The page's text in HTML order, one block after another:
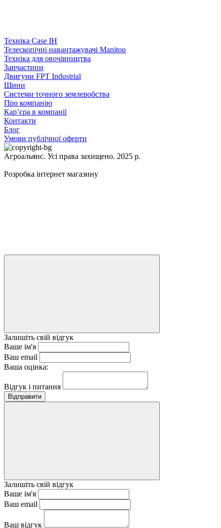
Техніка Case IH
Телескопічні навантажувачі Manitou
Техніка для овочівництва
Запчастини
Двигуни FPT Industrial
Шини
Системи точного землеробства
Про компанію
Кар’єра в компанії
Контакти
Блог
Умови публічної оферти
Агроальянс. Усі права захищено. 2025 р.
Розробка інтернет магазину
Залишіть свій відгук
Ваше ім'я
Ваш email
Ваша оцінка:
Відгук і питання
Відправити
Залишіть свій відгук
Ваше ім'я
Ваш email
Ваш відгук